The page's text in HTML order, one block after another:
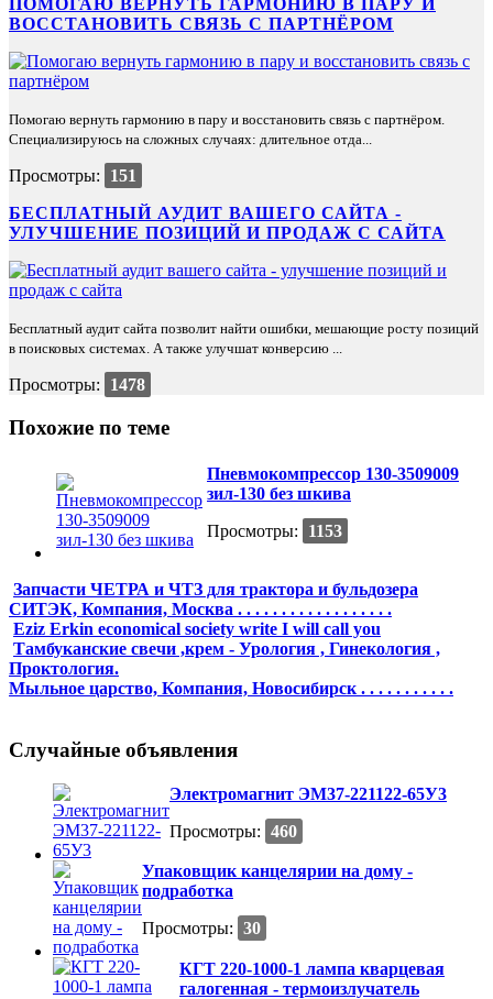
ПОМОГАЮ ВЕРНУТЬ ГАРМОНИЮ В ПАРУ И
ВОССТАНОВИТЬ СВЯЗЬ С ПАРТНЁРОМ
Помогаю вернуть гармонию в пару и восстановить связь с партнёром.
Специализируюсь на сложных случаях: длительное отда...
Просмотры:
151
БЕСПЛАТНЫЙ АУДИТ ВАШЕГО САЙТА -
УЛУЧШЕНИЕ ПОЗИЦИЙ И ПРОДАЖ С САЙТА
Бесплатный аудит сайта позволит найти ошибки, мешающие росту позиций
в поисковых системах. А также улучшат конверсию ...
Просмотры: 1478
Похожие по теме
Пневмокомпрессор 130-3509009
зил-130 без шкива
Просмотры:
1153
Запчасти ЧЕТРА и ЧТЗ для трактора и бульдозера
СИТЭК, Компания, Москва . . . . . . . . . . . . . . . . . .
Eziz Erkin economical society write I will call you
Тамбуканские свечи ,крем - Урология , Гинекология ,
Проктология.
Мыльное царство, Компания, Новосибирск . . . . . . . . . . .
Случайные объявления
Электромагнит ЭМ37-221122-65У3
Просмотры: 460
Упаковщик канцелярии на дому -
подработка
Просмотры: 30
КГТ 220-1000-1 лампа кварцевая
галогенная - термоизлучатель